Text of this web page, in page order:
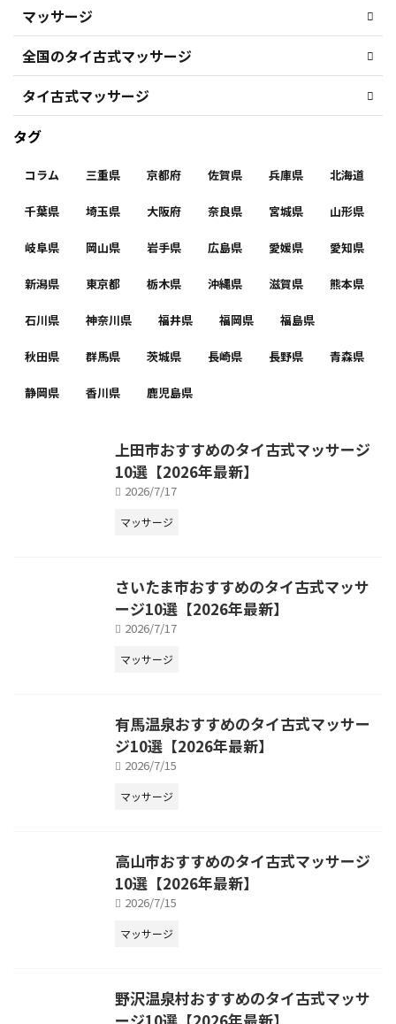
マッサージ
全国のタイ古式マッサージ
タイ古式マッサージ
タグ
コラム 三重県 京都府 佐賀県 兵庫県 北海道
千葉県 埼玉県 大阪府 奈良県 宮城県 山形県
岐阜県 岡山県 岩手県 広島県 愛媛県 愛知県
新潟県 東京都 栃木県 沖縄県 滋賀県 熊本県
石川県 神奈川県 福井県 福岡県 福島県
秋田県 群馬県 茨城県 長崎県 長野県 青森県
静岡県 香川県 鹿児島県
上田市おすすめのタイ古式マッサージ
10選【2026年最新】
2026/7/17
マッサージ
さいたま市おすすめのタイ古式マッサ
ージ10選【2026年最新】
2026/7/17
マッサージ
有馬温泉おすすめのタイ古式マッサー
ジ10選【2026年最新】
2026/7/15
マッサージ
高山市おすすめのタイ古式マッサージ
10選【2026年最新】
2026/7/15
マッサージ
野沢温泉村おすすめのタイ古式マッサ